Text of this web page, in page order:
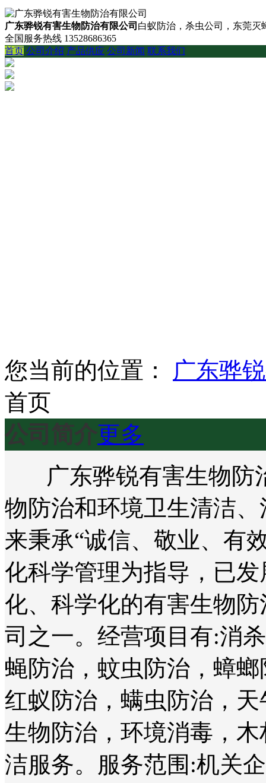
广东骅锐有害生物防治有限公司 白蚁防治，杀虫公司，东莞灭
全国服务热线 13528686365
首页 公司介绍 产品供应 公司新闻 联系我们
您当前的位置：
广东骅
首页
公司简介更多
广东骅锐有害生物防
物防治和环境卫生清洁
来秉承“诚信、敬业、有
化科学管理为指导，已
化、科学化的有害生物
司之一。经营项目有:消
蝇防治，蚊虫防治，蟑
红蚁防治，螨虫防治，
生物防治，环境消毒，
洁服务。服务范围:机关